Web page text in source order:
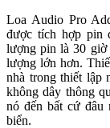
Loa Audio Pro
được tích hợp pin
lượng pin là 30
lượng lớn hơn.
nhà trong thiết lập
không dây thông
nó đến bất cứ đâu
biển.